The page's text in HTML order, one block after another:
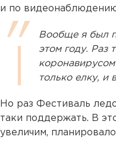
и по
Вообще я был
этом году. Раз
только елку, и
Но раз Фестиваль
таки поддержать. В
увеличим,